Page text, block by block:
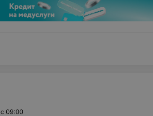
с 09:00